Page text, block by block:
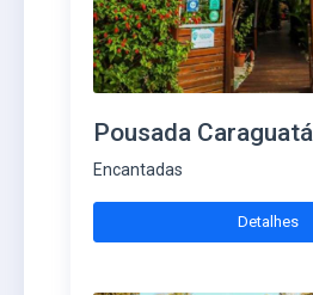
Pousada Caraguatá
Encantadas
Detalhes